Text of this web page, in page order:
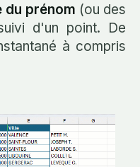
du prénom (ou des
d'un point. De
à compris